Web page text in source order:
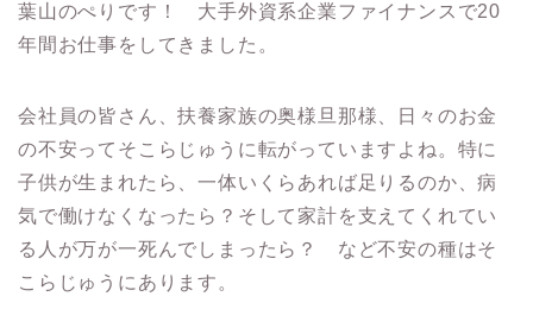
葉山のぺりです！ 大手外資系企業ファイナンスで20
年間お仕事をしてきました。
会社員の皆さん、扶養家族の奥様旦那様、日々のお金
の不安ってそこらじゅうに転がっていますよね。特に
子供が生まれたら、一体いくらあれば足りるのか、病
気で働けなくなったら？そして家計を支えてくれてい
る人が万が一死んでしまったら？ など不安の種はそ
こらじゅうにあります。